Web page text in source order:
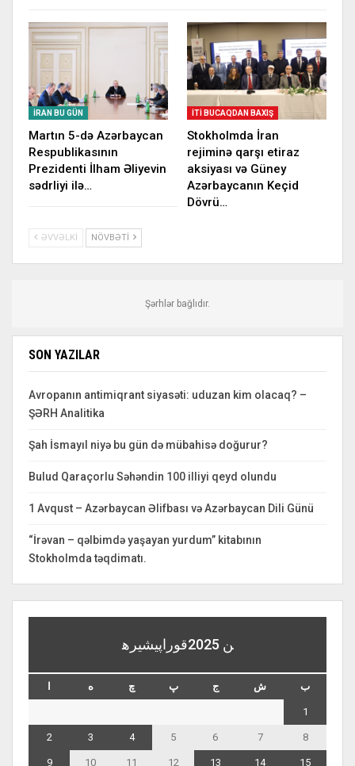
İRAN BU GÜN
Martın 5-də Azərbaycan
Respublikasının
Prezidenti İlham Əliyevin
sədrliyi ilə…
İTI BUCAQDAN BAXIŞ
Stokholmda İran
rejiminə qarşı etiraz
aksiyası və Güney
Azərbaycanın Keçid
Dövrü…
ƏVVƏLKI NÖVBƏTI
Şərhlər bağlıdır.
SON YAZILAR
Avropanın antimiqrant siyasəti: uduzan kim olacaq? –
ŞƏRH Analitika
Şah İsmayıl niyə bu gün də mübahisə doğurur?
Bulud Qaraçorlu Səhəndin 100 illiyi qeyd olundu
1 Avqust – Azərbaycan Əlifbası və Azərbaycan Dili Günü
“İrəvan – qəlbimdə yaşayan yurdum” kitabının
Stokholmda təqdimatı.
قوراپيشيره‎ن 2025
ه چ پ ج ش ب
1
2 3 4 5 6 7 8
9 10 11 12 13 14 15